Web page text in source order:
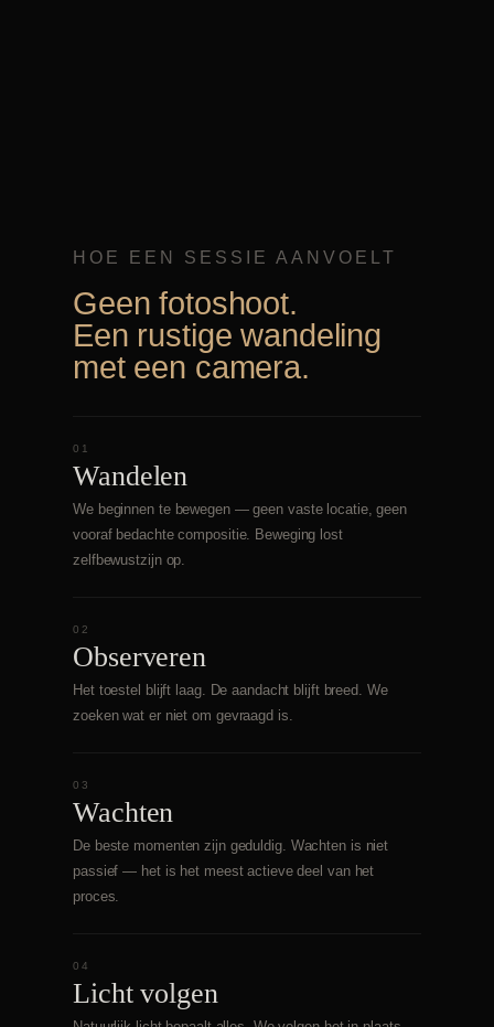
HOE EEN SESSIE AANVOELT
Geen fotoshoot.
Een rustige wandeling
met een camera.
01
Wandelen
We beginnen te bewegen — geen vaste locatie, geen
vooraf bedachte compositie. Beweging lost
zelfbewustzijn op.
02
Observeren
Het toestel blijft laag. De aandacht blijft breed. We
zoeken wat er niet om gevraagd is.
03
Wachten
De beste momenten zijn geduldig. Wachten is niet
passief — het is het meest actieve deel van het
proces.
04
Licht volgen